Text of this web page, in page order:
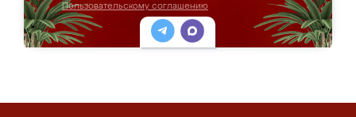
Пользовательскому соглашению